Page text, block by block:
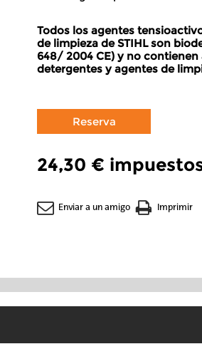
Todos los agentes
de limpieza de STIHL son
648/ 2004 CE) y no
detergentes y agentes de
24,30 €
Enviar a un amigo Imprimir